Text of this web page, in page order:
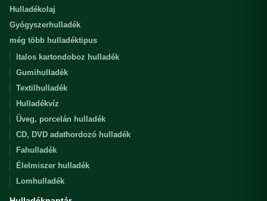
Hulladékolaj
Gyógyszerhulladék
még több hulladéktipus
Italos kartondoboz hulladék
Gumihulladék
Textilhulladék
Hulladékvíz
Üveg, porcelán hulladék
CD, DVD adathordozó hulladék
Fahulladék
Élelmiszer hulladék
Lomhulladék